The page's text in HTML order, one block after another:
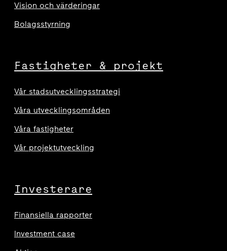
Vision och värderingar
Bolagsstyrning
Fastigheter & projekt
Vår stadsutvecklingsstrategi
Våra utvecklingsområden
Våra fastigheter
Vår projektutveckling
Investerare
Finansiella rapporter
Investment case